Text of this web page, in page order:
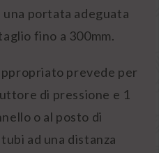
portata adeguata
fino a 300mm.
prevede per
di pressione e 1
o al posto di
ad una distanza